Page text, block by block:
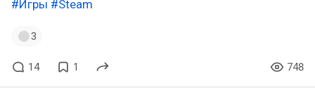
#Игры #Steam
3
14 1 748